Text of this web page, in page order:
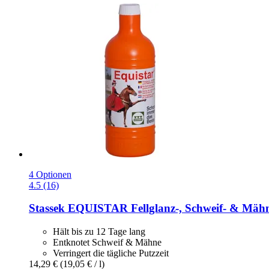
4 Optionen
4.5 (16)
Stassek EQUISTAR Fellglanz-​, Schweif-​ &
Hält bis zu 12 Tage lang
Entknotet Schweif & Mähne
Verringert die tägliche Putzzeit
14,29 € (19,05 € / l)